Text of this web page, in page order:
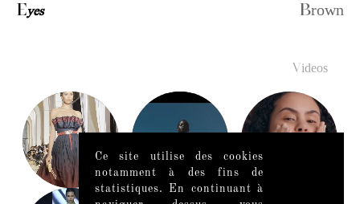
Eyes Brown
Videos
Ce site utilise des cookies
notamment à des fins de
statistiques. En continuant à